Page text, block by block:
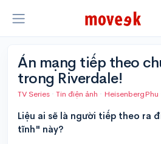
Án mạng tiếp theo
trong Riverdale!
TV Series · Tin điện ảnh · HeisenbergPhu
Liệu ai sẽ là người tiếp theo ra
tĩnh" này?